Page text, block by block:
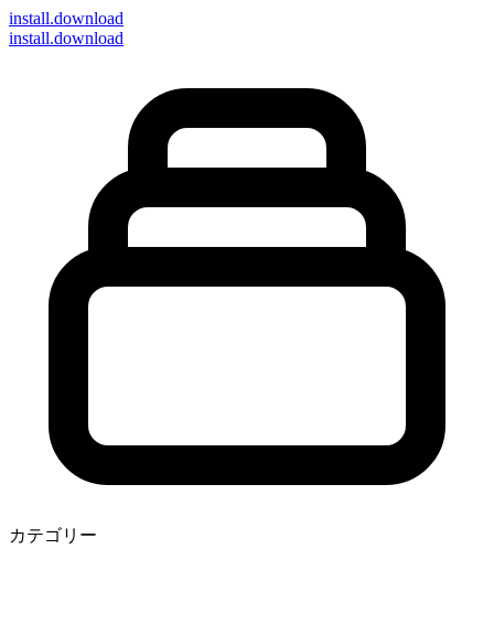
install.download
install.download
カテゴリー